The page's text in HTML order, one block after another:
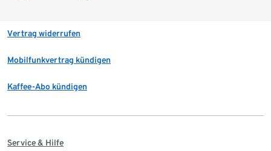
Vertrag widerrufen
Mobilfunkvertrag kündigen
Kaffee-Abo kündigen
Service & Hilfe